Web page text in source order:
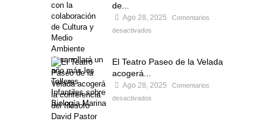
de...
Ago 28, 2025
Comentarios
desactivados
El Teatro Paseo de la Velada
acogerá...
Ago 28, 2025
Comentarios
desactivados